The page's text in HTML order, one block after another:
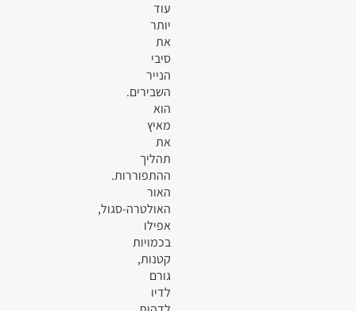
עוד
יותר
את
סיבי
הנייר
השבירים.
הוא
מאיץ
את
תהליך
ההתפוררות.
האור
האולטרה-סגול,
אפילו
בכמויות
קטנות,
גורם
לדיו